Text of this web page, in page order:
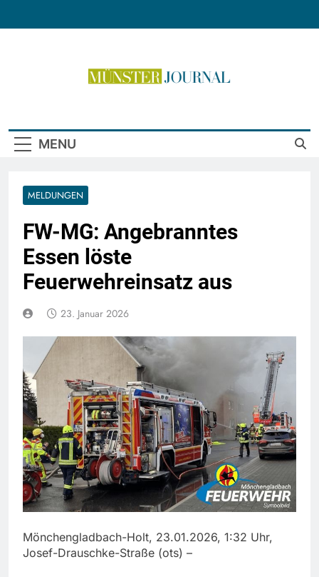
MENU
MELDUNGEN
FW-MG: Angebranntes
Essen löste
Feuerwehreinsatz aus
23. Januar 2026
Mönchengladbach-Holt, 23.01.2026, 1:32 Uhr,
Josef-Drauschke-Straße (ots) –